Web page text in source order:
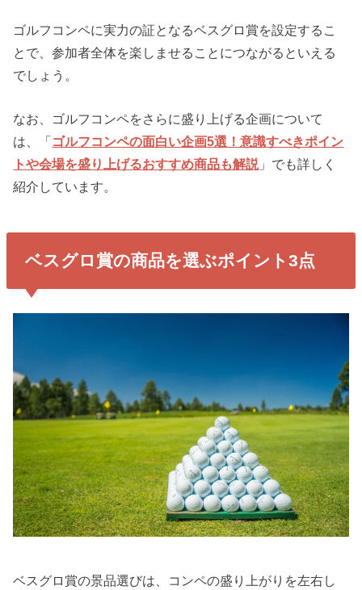
ゴルフコンペに実力の証となるベスグロ賞を設定するこ
とで、参加者全体を楽しませることにつながるといえる
でしょう。
なお、ゴルフコンペをさらに盛り上げる企画について
は、「ゴルフコンペの面白い企画5選！意識すべきポイン
トや会場を盛り上げるおすすめ商品も解説 」でも詳しく
紹介しています。
ベスグロ賞の商品を選ぶポイント3点
ベスグロ賞の景品選びは、コンペの盛り上がりを左右し